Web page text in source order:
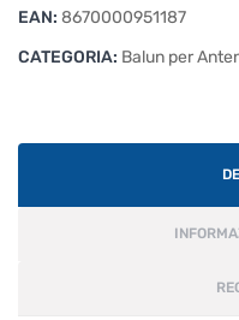
EAN: 8670000951187
CATEGORIA: Balun per